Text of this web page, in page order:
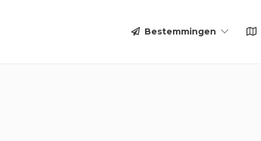
Bestemmingen